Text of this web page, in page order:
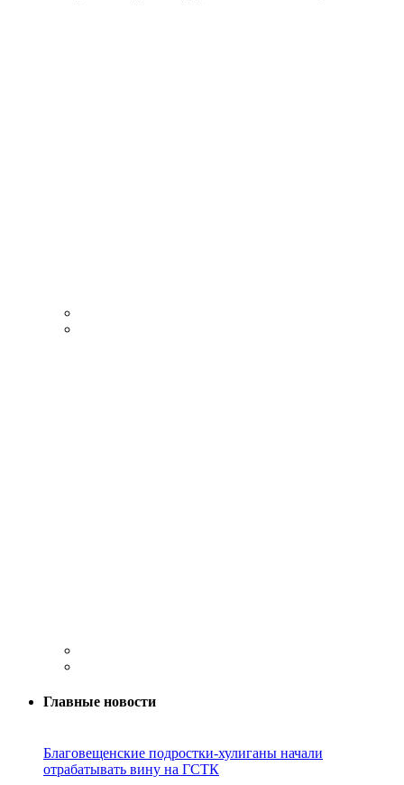
Главные новости
Благовещенские подростки-хулиганы начали
отрабатывать вину на ГСТК